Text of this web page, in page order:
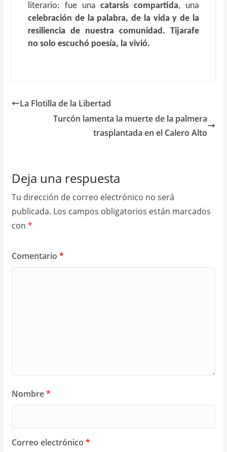
literario: fue unacatarsis compartida, una
celebración de la palabra, de la vida y de la
resiliencia de nuestra comunidad. Tijarafe
no solo escuchó poesía, la vivió.
La Flotilla de la Libertad
Turcón lamenta la muerte de la palmera
trasplantada en el Calero Alto
Deja una respuesta
Tu dirección de correo electrónico no será
publicada. Los campos obligatorios están marcados
con *
Comentario *
Nombre*
Correo electrónico *